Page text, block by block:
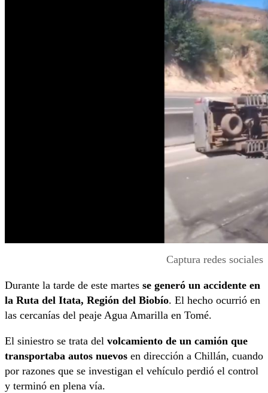
Captura redes sociales
Durante la tarde de este martes se generó un accidente en
la Ruta del Itata, Región del Biobío. El hecho ocurrió en
las cercanías del peaje Agua Amarilla en Tomé.
El siniestro se trata del volcamiento de un camión que
transportaba autos nuevos en dirección a Chillán, cuando
por razones que se investigan el vehículo perdió el control
y terminó en plena vía.